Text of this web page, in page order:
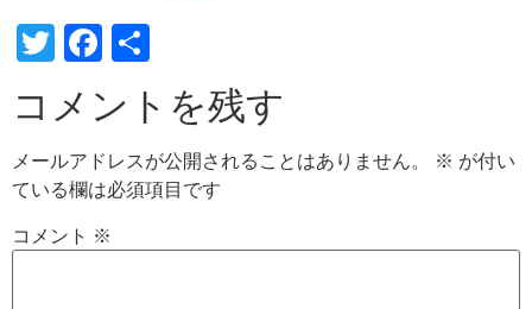
TwitterFacebook
有
コメントを残す
メールアドレスが公開されることはありません。 ※ が付い
ている欄は必須項目です
コメント ※